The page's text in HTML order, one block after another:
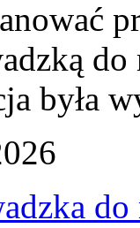
przed
małego
by
codzienna
do